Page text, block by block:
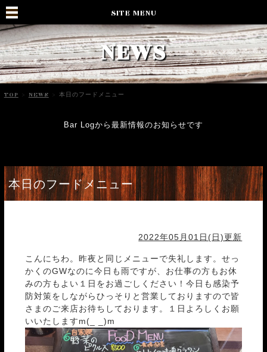
SITE MENU
NEWS
TOP > NEWS > 本日のフードメニュー
Bar Logから最新情報のお知らせです
本日のフードメニュー
2022年05月01日(日)更新
こんにちわ。昨夜と同じメニューで失礼します。せっ
かくのGWなのに今日も雨ですが、お仕事の方もお休
みの方もよい１日をお過ごしください！今日も感染予
防対策をしながらひっそりと営業しておりますので皆
さまのご来店お待ちしております。１日よろしくお願
いいたしますm(_ _)m